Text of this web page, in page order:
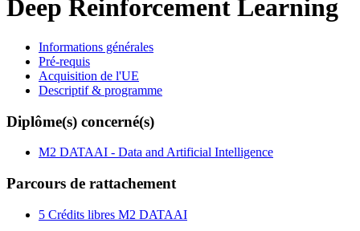
Deep Reinforcement Learning
Informations générales
Pré-requis
Acquisition de l'UE
Descriptif & programme
Diplôme(s) concerné(s)
M2 DATAAI - Data and Artificial Intelligence
Parcours de rattachement
5 Crédits libres M2 DATAAI